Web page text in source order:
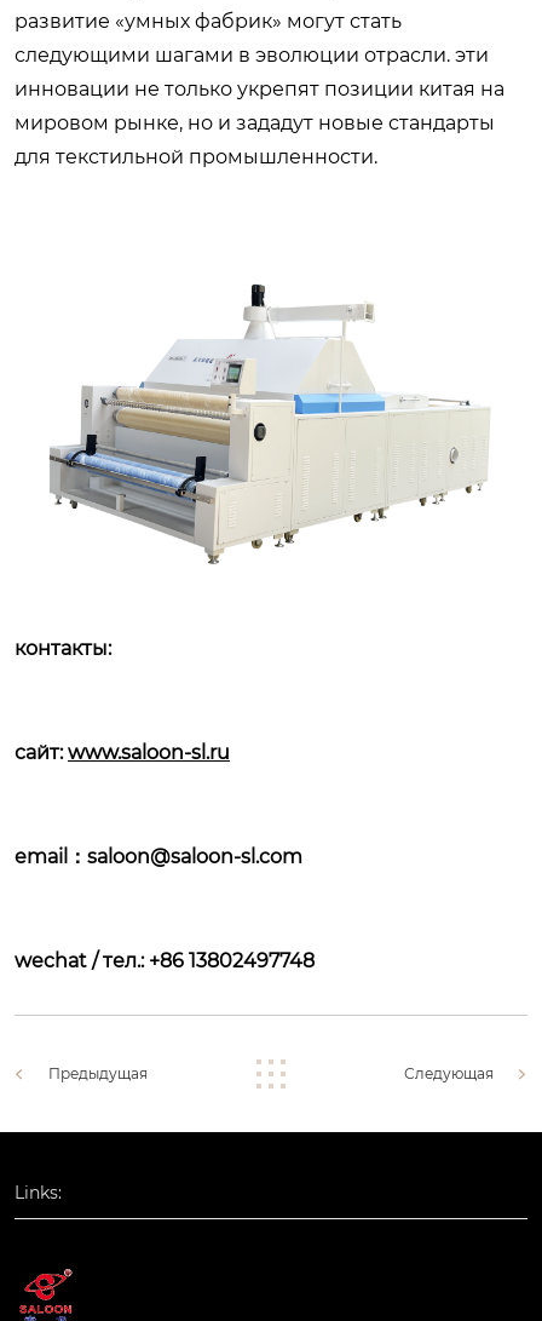
развитие «умных фабрик» могут стать
следующими шагами в эволюции отрасли. эти
инновации не только укрепят позиции китая на
мировом рынке, но и зададут новые стандарты
для текстильной промышленности.
контакты:
сайт:www.saloon-sl.ru
email：saloon@saloon-sl.com
wechat /тел.: +86 13802497748
Предыдущая Следующая
Links: